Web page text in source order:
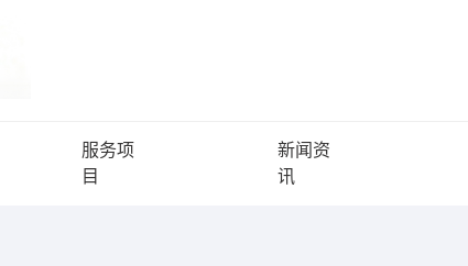
服务项
目
新闻资
讯